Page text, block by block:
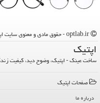
اپتیك
ساخت عینک - اپتیک، وضوح دید، کیفیت
صفحات اپتیك
درباره ما